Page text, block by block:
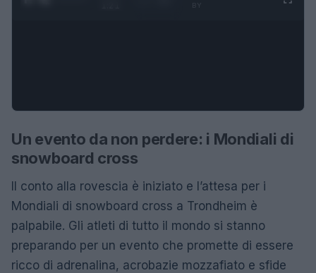
Un evento da non perdere: i Mondiali di
snowboard cross
Il conto alla rovescia è iniziato e l’attesa per i
Mondiali di snowboard cross a Trondheim è
palpabile. Gli atleti di tutto il mondo si stanno
preparando per un evento che promette di essere
ricco di adrenalina, acrobazie mozzafiato e sfide